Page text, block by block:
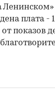
плата -
показов